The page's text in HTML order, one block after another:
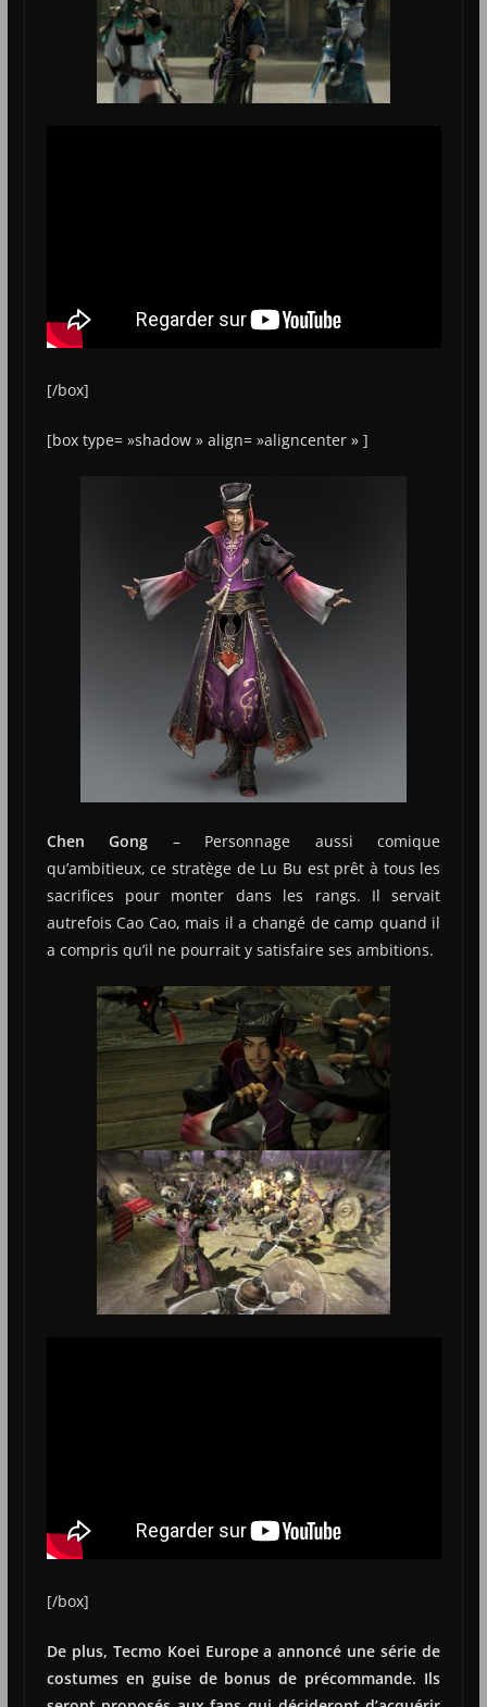
[/box]
[box type= »shadow » align= »aligncenter » ]
Chen Gong – Personnage aussi comique
qu’ambitieux, ce stratège de Lu Bu est prêt à tous les
sacrifices pour monter dans les rangs. Il servait
autrefois Cao Cao, mais il a changé de camp quand il
a compris qu’il ne pourrait y satisfaire ses ambitions.
[/box]
De plus, Tecmo Koei Europe a annoncé une série de
costumes en guise de bonus de précommande. Ils